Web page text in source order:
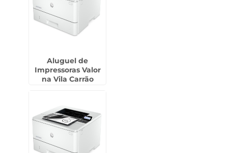
Aluguel de
Impressoras Valor
na Vila Carrão